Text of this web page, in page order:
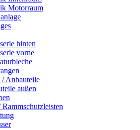
Motorraum
hinten
vorne
/ Anbauteile
außen
Rammschutzleisten